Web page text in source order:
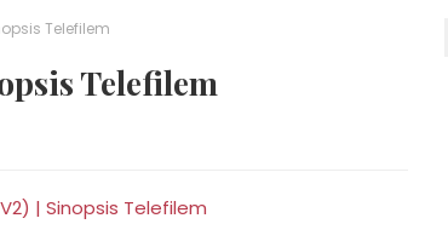
Telefilem
Telefilem